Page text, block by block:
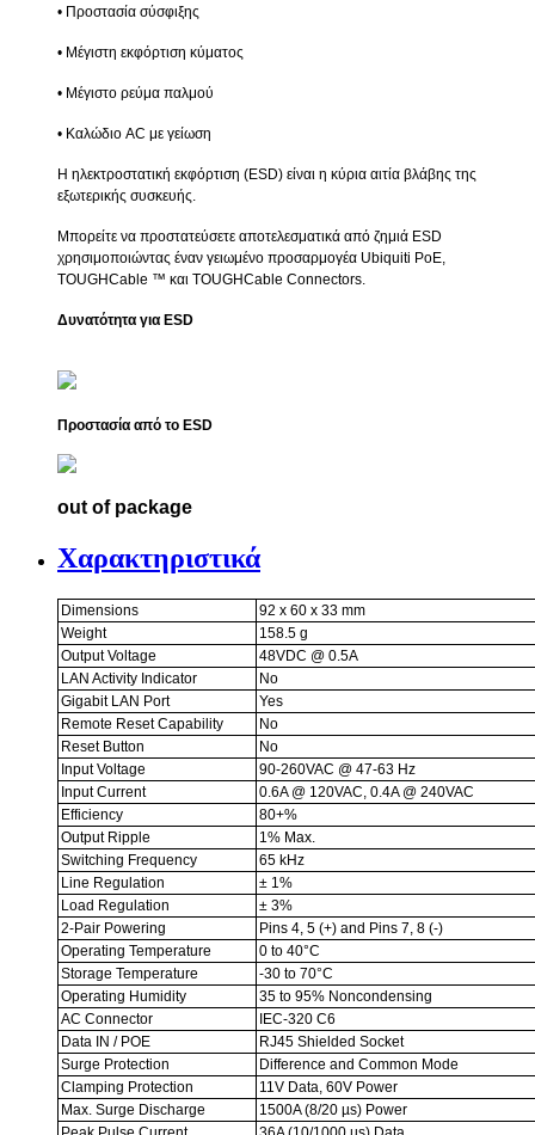
• Προστασία σύσφιξης
• Μέγιστη εκφόρτιση κύματος
• Μέγιστο ρεύμα παλμού
• Καλώδιο AC με γείωση
Η ηλεκτροστατική εκφόρτιση (ESD) είναι η κύρια αιτία βλάβης της
εξωτερικής συσκευής.
Μπορείτε να προστατεύσετε αποτελεσματικά από ζημιά ESD
χρησιμοποιώντας έναν γειωμένο προσαρμογέα Ubiquiti PoE,
TOUGHCable ™ και TOUGHCable Connectors.
Δυνατότητα για ESD
Προστασία από το ESD
out of package
Χαρακτηριστικά
Dimensions
92 x 60 x 33 mm
Weight
158.5 g
Output Voltage
48VDC @ 0.5A
LAN Activity Indicator
No
Gigabit LAN Port
Yes
Remote Reset Capability
No
Reset Button
No
Input Voltage
90-260VAC @ 47-63 Hz
Input Current
0.6A @ 120VAC, 0.4A @ 240VAC
Efficiency
80+%
Output Ripple
1% Max.
Switching Frequency
65 kHz
Line Regulation
± 1%
Load Regulation
± 3%
2-Pair Powering
Pins 4, 5 (+) and Pins 7, 8 (-)
Operating Temperature
0 to 40°C
Storage Temperature
-30 to 70°C
Operating Humidity
35 to 95% Noncondensing
AC Connector
IEC-320 C6
Data IN / POE
RJ45 Shielded Socket
Surge Protection
Difference and Common Mode
Clamping Protection
11V Data, 60V Power
Max. Surge Discharge
1500A (8/20 µs) Power